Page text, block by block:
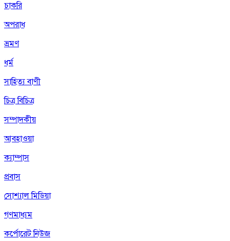
চাকরি
অপরাধ
ভ্রমণ
ধর্ম
সাহিত্য বাণী
চিত্র বিচিত্র
সম্পাদকীয়
আবহাওয়া
ক্যাম্পাস
প্রবাস
সোশ্যাল মিডিয়া
গণমাধ্যম
কর্পোরেট নিউজ